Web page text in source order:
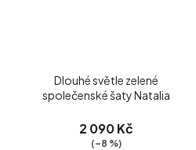
Dlouhé světle zelené
společenské šaty Natalia
2 090 Kč
(–8 %)